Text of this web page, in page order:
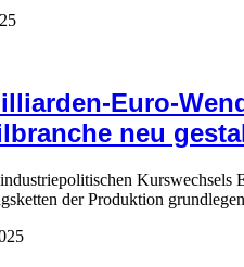
Euro-
neu
der Produktion